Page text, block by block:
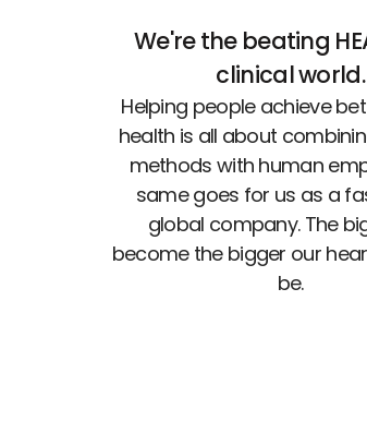
We're the beating
clinical world.
Helping people achieve
health is all about
methods with human
same goes for us as a
global company. The
become the bigger our
be.